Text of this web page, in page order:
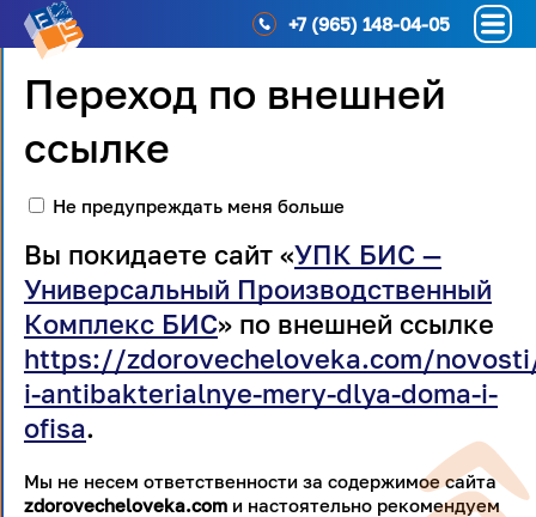
+7 (965) 148-04-05
Переход по внешней
ссылке
Не предупреждать меня больше
Вы покидаете сайт «УПК БИС —
Универсальный Производственный
Комплекс БИС» по внешней ссылке
https://zdorovecheloveka.com/
i-antibakterialnye-mery-dlya-doma-i-
ofisa.
Мы не несем ответственности за содержимое сайта
zdorovecheloveka.com и настоятельно рекомендуем